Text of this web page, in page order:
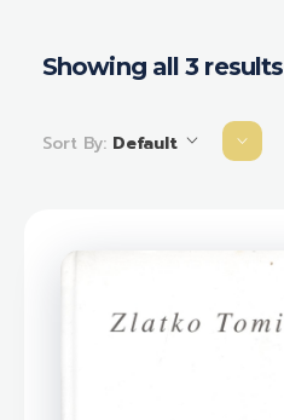
Showing all 3 results
Sort By: Default